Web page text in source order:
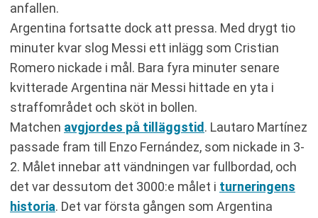
anfallen.
Argentina fortsatte dock att pressa. Med drygt tio
minuter kvar slog Messi ett inlägg som Cristian
Romero nickade i mål. Bara fyra minuter senare
kvitterade Argentina när Messi hittade en yta i
straffområdet och sköt in bollen.
Matchen avgjordes på tilläggstid . Lautaro Martínez
passade fram till Enzo Fernández, som nickade in 3-
2. Målet innebar att vändningen var fullbordad, och
det var dessutom det 3000:e målet i turneringens
historia. Det var första gången som Argentina